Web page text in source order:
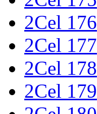
2Cel 176
2Cel 177
2Cel 178
2Cel 179